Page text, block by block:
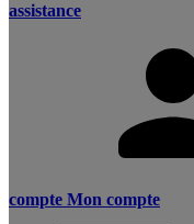
assistance
compte Mon compte